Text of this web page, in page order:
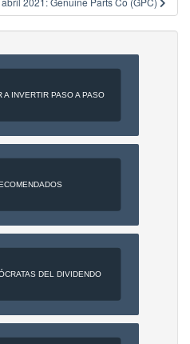
A INVERTIR PASO A PASO
DEL DIVIDENDO